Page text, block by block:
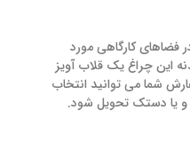
فضاهای کارگاهی مورد
این چراغ یک قلاب آویز
شما می توانید انتخاب
و یا دستک تحویل شود.